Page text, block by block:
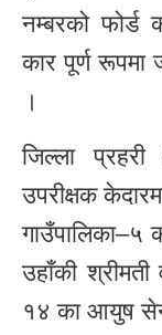
नम्बरको फोर्ड
कार पूर्ण
।
जिल्ला
उपरीक्षक
गाउँपालिका–५
उहाँकी श्रीमती
१४ का आयुष